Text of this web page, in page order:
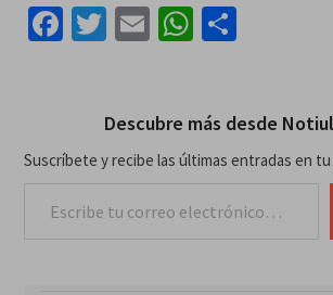
Facebook
Twitter
EmailWhatsApp
Descubre más desde
Suscríbete y recibe las últimas entradas en